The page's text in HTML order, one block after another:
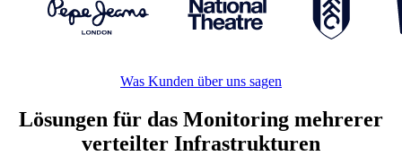
Was Kunden über uns sagen
Lösungen für das Monitoring mehrerer
verteilter Infrastrukturen